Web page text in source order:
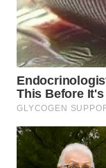
WN
JATIM
WN
BALI
KALBAR